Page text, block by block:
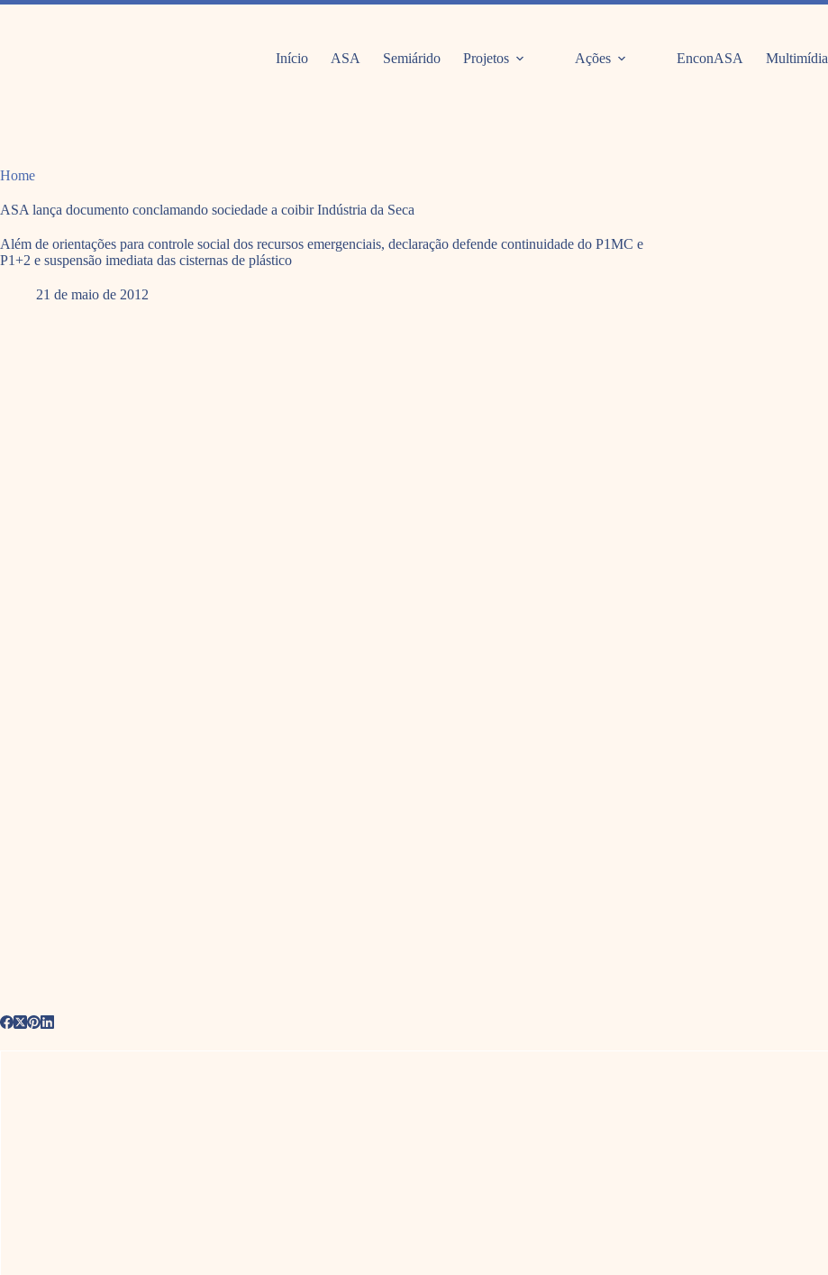
Pular
Início ASA Semiárido Projetos Ações EnconASA Multimídia
Home
ASA lança documento conclamando sociedade a coibir Indústria da Seca
Além de orientações para controle social dos recursos emergenciais, declaração defende continuidade do P1MC e
P1+2 e suspensão imediata das cisternas de plástico
21 de maio de 2012